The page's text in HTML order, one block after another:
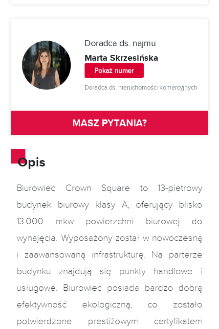
0
Handlowa
Doradca ds. najmu
Marta Skrzesińska
Pokaż numer
Doradca ds. nieruchomości komercyjnych
MASZ PYTANIA?
Opis
Biurowiec Crown Square to 13-pietrowy
budynek biurowy klasy A, oferujący blisko
13.000 mkw powierzchni biurowej do
wynajęcia. Wyposażony został w nowoczesną
i zaawansowaną infrastrukturę. Na parterze
budynku znajdują się punkty handlowe i
usługowe. Biurowiec posiada bardzo dobrą
efektywność ekologiczną, co zostało
potwierdzone prestiżowym certyfikatem